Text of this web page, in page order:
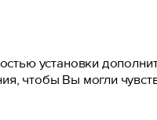
установки
чтобы Вы могли